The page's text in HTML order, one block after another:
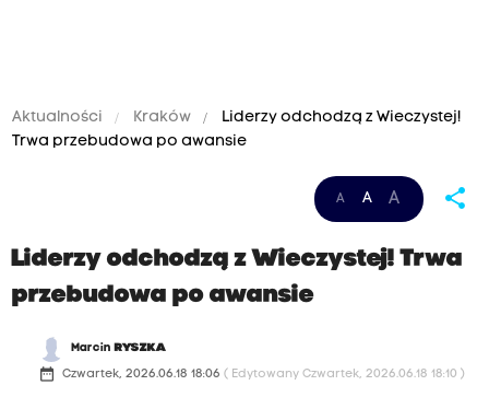
Aktualności Kraków
Liderzy odchodzą z Wieczystej!
Trwa przebudowa po awansie
A A A share
Liderzy odchodzą z Wieczystej! Trwa
przebudowa po awansie
Marcin RYSZKA
date_range Czwartek, 2026.06.18 18:06 ( Edytowany Czwartek, 2026.06.18 18:10 )